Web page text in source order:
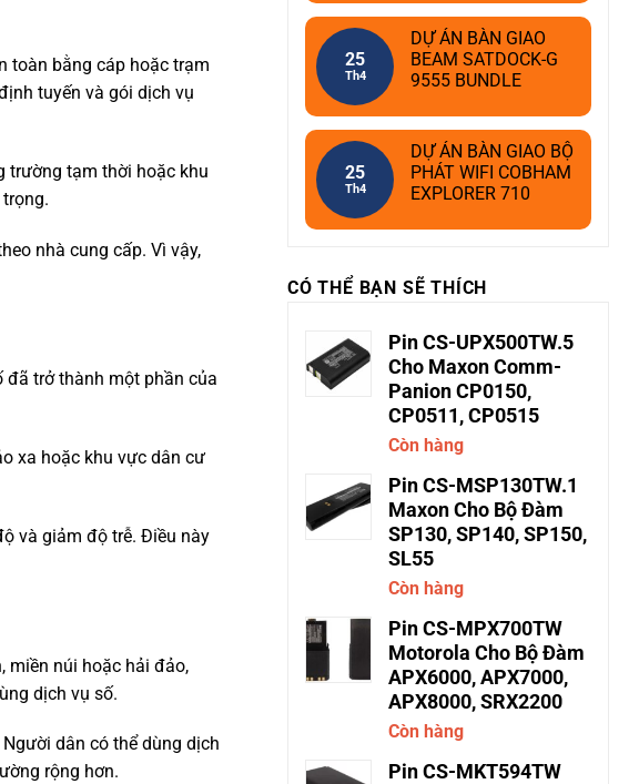
toàn bằng cáp hoặc trạm
tuyến và gói dịch vụ
trường tạm thời hoặc khu
nhà cung cấp. Vì vậy,
đã trở thành một phần của
xa hoặc khu vực dân cư
và giảm độ trễ. Điều này
miền núi hoặc hải đảo,
dịch vụ số.
dân có thể dùng dịch
rộng hơn.
25
Th4
DỰ ÁN BÀN GIAO
BEAM SATDOCK-G
9555 BUNDLE
25
Th4
DỰ ÁN BÀN GIAO BỘ
PHÁT WIFI COBHAM
EXPLORER 710
CÓ THỂ BẠN SẼ THÍCH
Pin CS-UPX500TW.5
Cho Maxon Comm-
Panion CP0150,
CP0511, CP0515
Còn hàng
Pin CS-MSP130TW.1
Maxon Cho Bộ Đàm
SP130, SP140, SP150,
SL55
Còn hàng
Pin CS-MPX700TW
Motorola Cho Bộ Đàm
APX6000, APX7000,
APX8000, SRX2200
Còn hàng
Pin CS-MKT594TW